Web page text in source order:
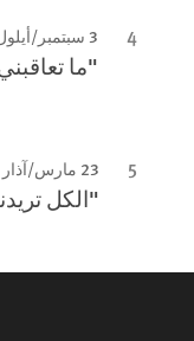
3 سبتمبر/أيلول 2019
"ما
23 مارس/آذار 2022
"الكل